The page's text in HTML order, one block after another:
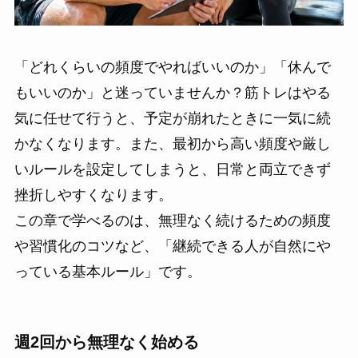
「どれくらいの頻度でやればいいのか」「休んで
もいいのか」と迷っていませんか？筋トレはやる
気に任せて行うと、予定が崩れたときに一気に続
かなくなります。また、最初から高い頻度や厳し
いルールを設定してしまうと、日常と両立できず
挫折しやすくなります。
この章で学べるのは、無理なく続けるための頻度
や習慣化のコツなど、「継続できる人が自然にや
っている基本ルール」です。
週2回から無理なく始める